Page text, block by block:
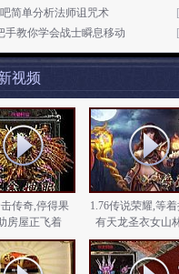
简单分析法师诅咒术
手教你学会战士瞬息移动
视频
传奇,停得果
房屋正飞着
1.76传说荣耀,等
有天龙圣衣女山